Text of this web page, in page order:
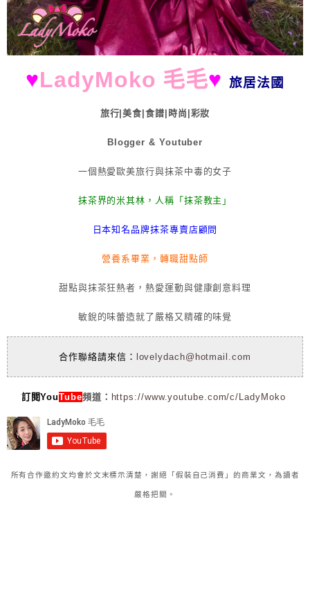
♥LadyMoko 毛毛♥ 旅居法國
旅行|美食|食譜|時尚|彩妝
Blogger & Youtuber
一個熱愛歐美旅行與抹茶中毒的女子
抹茶界的米其林，人稱「抹茶教主」
日本知名品牌抹茶專賣店顧問
營養系畢業，轉職甜點師
甜點與抹茶狂熱者，熱愛運動與健康創意料理
敏銳的味蕾造就了嚴格又精確的味覺
合作聯絡請來信： lovelydach@hotmail.com
訂閱YouTube頻道： https://www.youtube.com/c/LadyMoko
所有合作邀約文均會於文末標示清楚，謝絕「假裝自己消費」的商業文，為讀者
嚴格把關。